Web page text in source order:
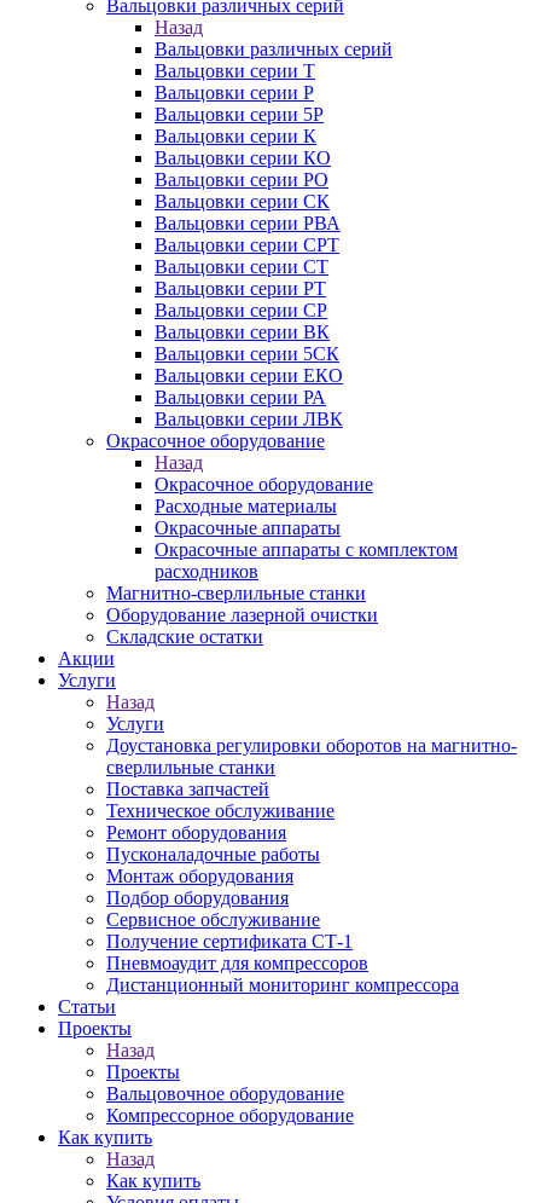
Вальцовки различных серий
Назад
Вальцовки различных серий
Вальцовки серии Т
Вальцовки серии Р
Вальцовки серии 5Р
Вальцовки серии К
Вальцовки серии КО
Вальцовки серии РО
Вальцовки серии СК
Вальцовки серии РВА
Вальцовки серии СРТ
Вальцовки серии СТ
Вальцовки серии РТ
Вальцовки серии СР
Вальцовки серии ВК
Вальцовки серии 5СК
Вальцовки серии ЕКО
Вальцовки серии РА
Вальцовки серии ЛВК
Окрасочное оборудование
Назад
Окрасочное оборудование
Расходные материалы
Окрасочные аппараты
Окрасочные аппараты с комплектом
расходников
Магнитно-сверлильные станки
Оборудование лазерной очистки
Складские остатки
Акции
Услуги
Назад
Услуги
Доустановка регулировки оборотов на магнитно-
сверлильные станки
Поставка запчастей
Техническое обслуживание
Ремонт оборудования
Пусконаладочные работы
Монтаж оборудования
Подбор оборудования
Сервисное обслуживание
Получение сертификата СТ-1
Пневмоаудит для компрессоров
Дистанционный мониторинг компрессора
Статьи
Проекты
Назад
Проекты
Вальцовочное оборудование
Компрессорное оборудование
Как купить
Назад
Как купить